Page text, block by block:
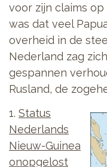
voor zijn claims
was dat veel
overheid in de
Nederland zag
gespannen
Rusland, de
1. Status
Nederlands
Nieuw-Guinea
onopgelost